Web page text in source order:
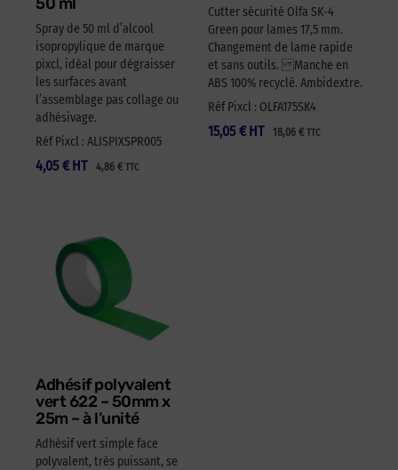
Spray de 50 ml d’alcool
isopropylique de marque
pixcl, idéal pour dégraisser
les surfaces avant
l’assemblage pas collage ou
adhésivage.
Réf Pixcl : ALISPIXSPR005
4,05 € 4,86 € TTC
HT
Cutter sécurité Olfa SK-4
Green pour lames 17,5 mm.
Changement de lame rapide
et sans outils. Manche en
ABS 100% recyclé. Ambidextre.
Réf Pixcl : OLFA175SK4
15,05 € 18,06 € TTC
HT
Adhésif polyvalent
vert 622 – 50mm x
25m – à l’unité
Adhésif vert simple face
polyvalent, très puissant, se